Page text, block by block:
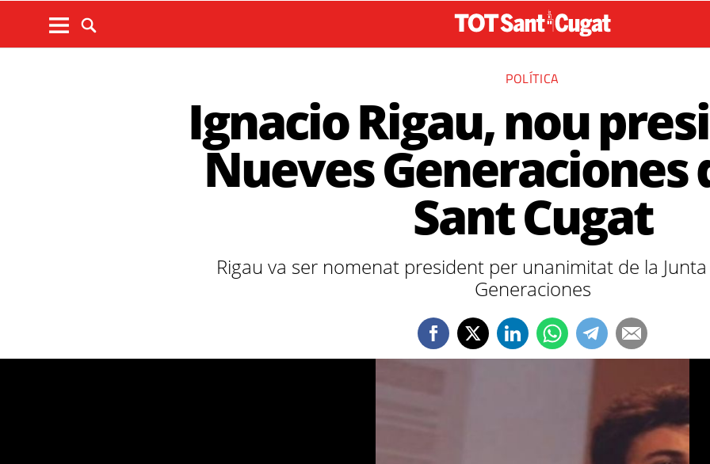
POLÍTICA
Ignacio Rigau, nou
Nueves Generaciones
Sant Cugat
Rigau va ser nomenat president per unanimitat de la
Generaciones